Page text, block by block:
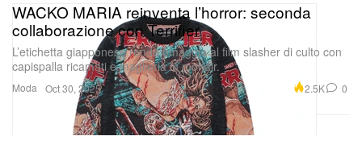
Moda
WACKO MARIA reinventa l’horror: seconda
collaborazione con Terrifier
L’etichetta giapponese rende omaggio al film slasher di culto con
capispalla ricamati e maglieria in mohair.
Oct 30, 2025 2.5K 0